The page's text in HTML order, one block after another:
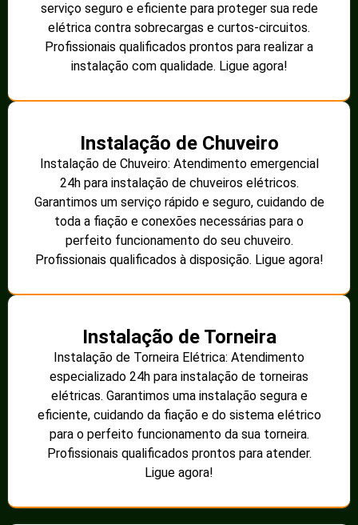
serviço seguro e eficiente para proteger sua rede
elétrica contra sobrecargas e curtos-circuitos.
Profissionais qualificados prontos para realizar a
instalação com qualidade. Ligue agora!
Instalação de Chuveiro
Instalação de Chuveiro: Atendimento emergencial
24h para instalação de chuveiros elétricos.
Garantimos um serviço rápido e seguro, cuidando de
toda a fiação e conexões necessárias para o
perfeito funcionamento do seu chuveiro.
Profissionais qualificados à disposição. Ligue agora!
Instalação de Torneira
Instalação de Torneira Elétrica: Atendimento
especializado 24h para instalação de torneiras
elétricas. Garantimos uma instalação segura e
eficiente, cuidando da fiação e do sistema elétrico
para o perfeito funcionamento da sua torneira.
Profissionais qualificados prontos para atender.
Ligue agora!